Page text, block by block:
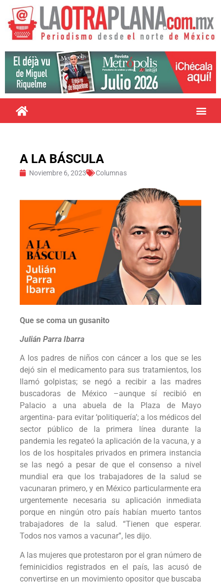
A LA BÁSCULA
Noviembre 6, 2023 Columnas
Que se coma un gusanito
Julián Parra Ibarra
A los padres de niños con cáncer a los que se les
dejó sin el medicamento para sus tratamientos, los
llamó golpistas; se negó a recibir a las madres
buscadoras de México –aunque sí recibió en
Palacio a una abuela de la Plaza de Mayo
argentina- para evitar ‘politiquería’; a los médicos del
sector público de la primera línea durante la
pandemia les regateó la aplicación de la vacuna, y a
los de los hospitales privados en primera instancia
se las negó a pesar de que el consenso a nivel
mundial era que los trabajadores de la salud se
vacunaran primero, y en México particularmente era
urgentemente necesaria su aplicación inmediata
porque en ningún otro país habían muerto tantos
trabajadores de la salud. “Tienen que esperar.
Todos nos vamos a vacunar”, les dijo.
A las mujeres que protestaron por el gran número de
feminicidios registrados en el país, las acusó de
convertirse en un movimiento opositor que buscaba